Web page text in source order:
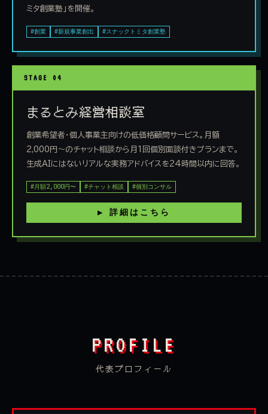
ミタ創業塾」を開催。
#創業 #新規事業創出 #スナックトミタ創業塾
STAGE 04
まるとみ経営相談室
創業希望者・個人事業主向けの低価格顧問サービス。月額
2,000円〜のチャット相談から月1回個別面談付きプランまで。
生成AIにはないリアルな実務アドバイスを24時間以内に回答。
#月額2,000円〜 #チャット相談 #個別コンサル
▶ 詳細はこちら
PROFILE
代表プロフィール